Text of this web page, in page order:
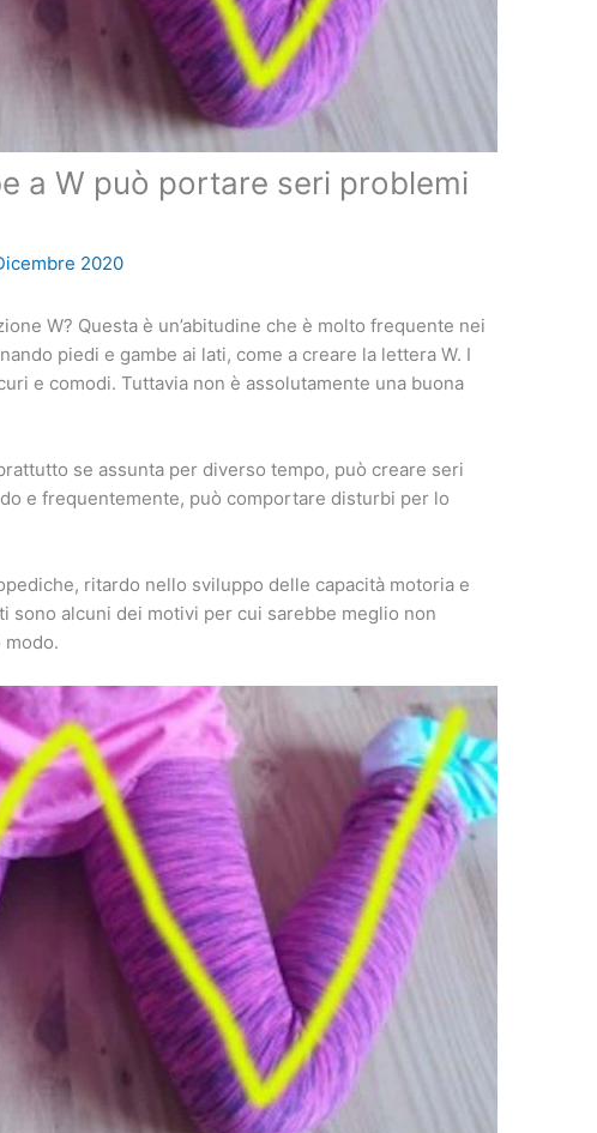
a W può portare seri problemi
2020
W? Questa è un’abitudine che è molto frequente nei
piedi e gambe ai lati, come a creare la lettera W. I
e comodi. Tuttavia non è assolutamente una buona
se assunta per diverso tempo, può creare seri
e frequentemente, può comportare disturbi per lo
ritardo nello sviluppo delle capacità motoria e
sono alcuni dei motivi per cui sarebbe meglio non